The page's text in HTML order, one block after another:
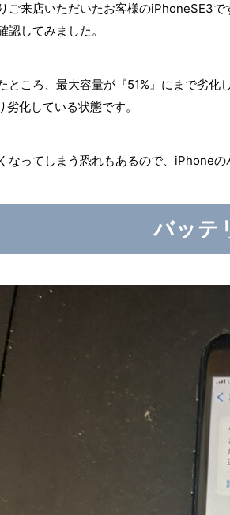
ご来店いただいたお客様のiPhoneSE3
認してみました。
ところ、最大容量が『51%』にまで劣
化している状態です。
なってしまう恐れもあるので、iPhone
バッテ